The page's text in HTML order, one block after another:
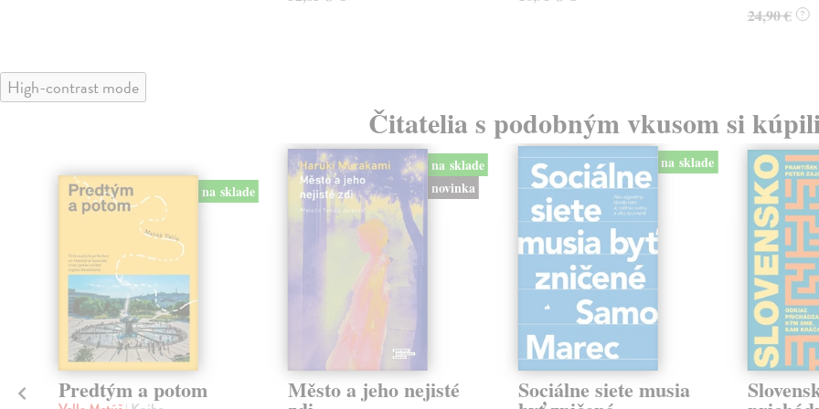
24,90 € ?
High-contrast mode
Čitatelia s podobným vkusom si
na sklade
Predtým a potom
na sklade
novinka
Město a jeho nejisté
na sklade
Sociálne siete musia